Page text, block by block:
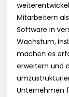
Mitarbeitern
Software in
Wachstum,
machen es
erweitern und
Unternehmen